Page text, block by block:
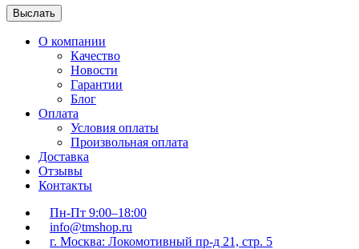
О компании
Качество
Новости
Гарантии
Блог
Оплата
Условия оплаты
Произвольная оплата
Доставка
Отзывы
Контакты
Пн-Пт 9:00–18:00
info@tmshop.ru
г. Москва: Локомотивный пр-д 21, стр. 5